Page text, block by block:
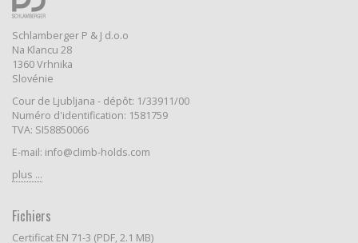
Schlamberger P & J d.o.o
Na Klancu 28
1360 Vrhnika
Slovénie
Cour de Ljubljana - dépôt: 1/33911/00
Numéro d'identification: 1581759
TVA: SI58850066
E-mail: info@climb-holds.com
plus ...
Fichiers
Certificat EN 71-3 (PDF, 2.1 MB)